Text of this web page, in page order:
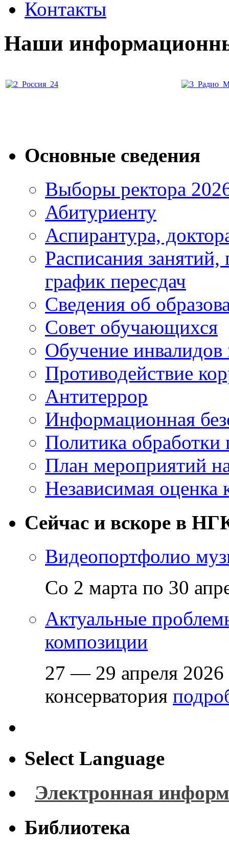
Контакты
Наши
Основные сведения
Выборы ректора
Абитуриенту
Аспирантура,
Расписания
график пересдач
Сведения об
Совет обучающихся
Обучение
Противодействие
Антитеррор
Информационная
Политика
План мероприятий
Независимая оценка
Сейчас и вскоре в
Видеопортфолио
Со 2 марта по 30
Актуальные
композиции
27 — 29 апреля 2026
консерватория
Select Language
Электронная
Библиотека